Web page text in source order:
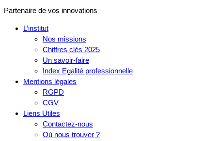
Partenaire de vos innovations
L’institut
Nos missions
Chiffres clés 2025
Un savoir-faire
Index Egalité professionnelle
Mentions légales
RGPD
CGV
Liens Utiles
Contactez-nous
Où nous trouver ?